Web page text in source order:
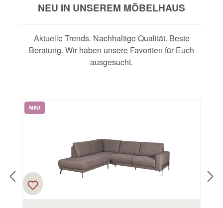
NEU IN UNSEREM MÖBELHAUS
Aktuelle Trends. Nachhaltige Qualität. Beste
Beratung. Wir haben unsere Favoriten für Euch
ausgesucht.
Produktgalerie überspringen